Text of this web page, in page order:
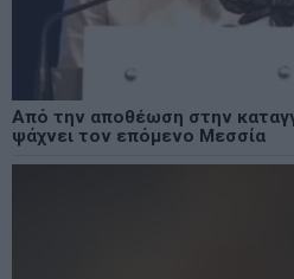
Από την αποθέωση στην
ψάχνει τον επόμενο Μεσσία